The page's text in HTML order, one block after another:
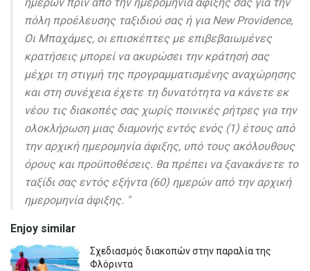
πόλη προέλευσης ταξιδιού σας ή για New Providence,
Οι Μπαχάμες, οι επισκέπτες με επιβεβαιωμένες
κρατήσεις μπορεί να ακυρώσει την κράτησή σας
μέχρι τη στιγμή της προγραμματισμένης αναχώρησης
και στη συνέχεια έχετε τη δυνατότητα να κάνετε εκ
νέου τις διακοπές σας χωρίς ποινικές ρήτρες για την
ολοκλήρωση μιας διαμονής εντός ενός (1) έτους από
την αρχική ημερομηνία άφιξης, υπό τους ακόλουθους
όρους και προϋποθέσεις. θα πρέπει να ξανακάνετε το
ταξίδι σας εντός εξήντα (60) ημερών από την αρχική
ημερομηνία άφιξης. "
Enjoy similar
Σχεδιασμός διακοπών στην παραλία της
Φλόριντα